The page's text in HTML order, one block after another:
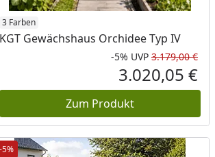
ProzentPreis
Preis
3 Farben
KGT Gewächshaus Orchidee Typ IV
-5% UVP 3.179,00 €
3.020,05 €
Zum Produkt
-5%